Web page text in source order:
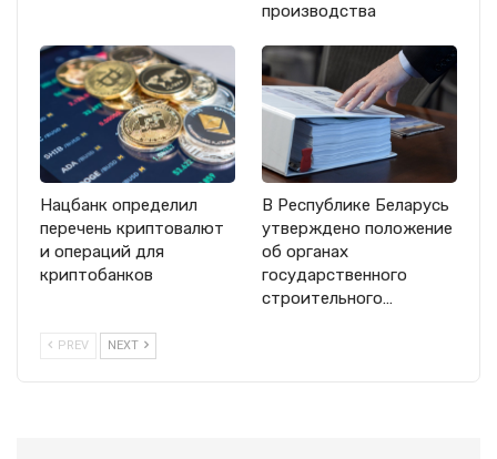
производства
Нацбанк определил
перечень криптовалют
и операций для
криптобанков
В Республике Беларусь
утверждено положение
об органах
государственного
строительного…
PREV NEXT